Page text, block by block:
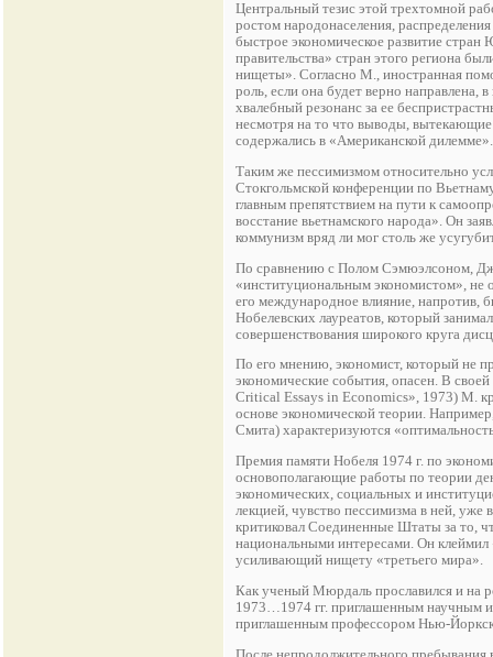
Центральный тезис этой трехтомной
ростом народонаселения,
быстрое экономическое развитие
правительства» стран этого региона
нищеты». Согласно М., иностранная
роль, если она будет верно
хвалебный резонанс за ее
несмотря на то что выводы, вытекающие
содержались в «Американской дилемме».
Таким же пессимизмом относительно
Стокгольмской конференции по
главным препятствием на пути к
восстание вьетнамского народа». Он
коммунизм вряд ли мог столь же
По сравнению с Полом Сэмюэлсоном,
«институциональным экономистом», не
его международное влияние, напротив,
Нобелевских лауреатов, который
совершенствования широкого круга
По его мнению, экономист, который не
экономические события, опасен. В
Critical Essays in Economics», 1973) М.
основе экономической теории.
Смита) характеризуются
Премия памяти Нобеля 1974 г. по
основополагающие работы по теории
экономических, социальных и
лекцией, чувство пессимизма в ней,
критиковал Соединенные Штаты за то,
национальными интересами. Он клеймил
усиливающий нищету «третьего мира».
Как ученый Мюрдаль прославился и на
1973…1974 гг. приглашенным научным
приглашенным профессором Нью-